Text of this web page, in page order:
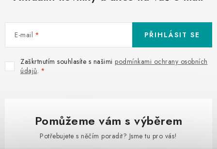
E-mail
Zaškrtnutím souhlasíte s našimi podmínkami ochrany osobních
údajů.
PŘIHLÁSIT SE
Pomůžeme vám s výběrem
Potřebujete s něčím poradit? Jsme tu pro vás!